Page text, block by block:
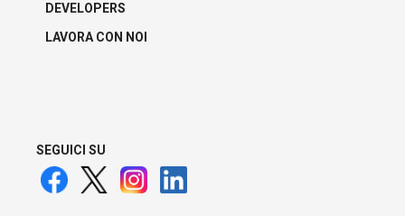
DEVELOPERS
LAVORA CON NOI
SEGUICI SU